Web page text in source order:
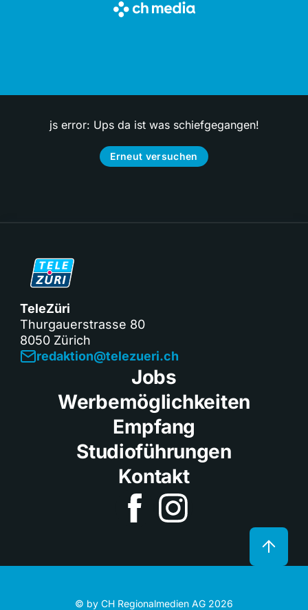
js error: Ups da ist was schiefgegangen!
Erneut versuchen
TeleZüri
Thurgauerstrasse 80
8050 Zürich
redaktion@telezueri.ch
Jobs
Werbemöglichkeiten
Empfang
Studioführungen
Kontakt
© by CH Regionalmedien AG 2026